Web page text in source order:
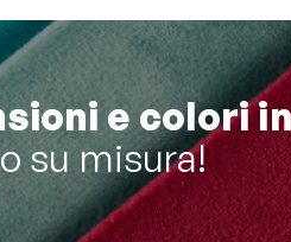
e colori
su misura!